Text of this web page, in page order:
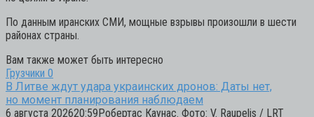
По данным иранских СМИ, мощные взрывы произошли в шести
районах страны.
Вам также может быть интересно
Грузчики 0
В Литве ждут удара украинских дронов: Даты нет,
но момент планирования наблюдаем
6 августа 202620:59Робертас Каунас. Фото: V. Raupelis / LRT